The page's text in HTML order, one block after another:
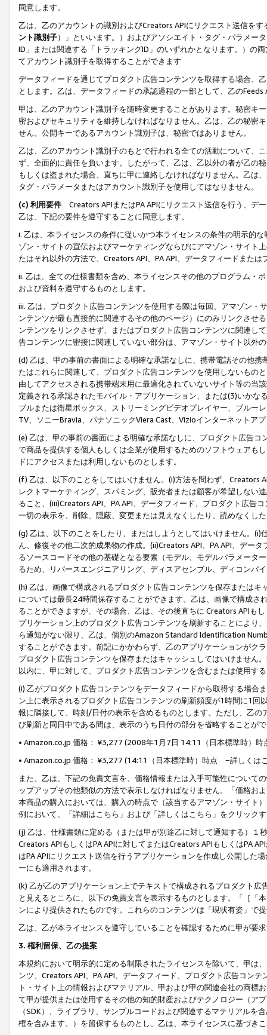
同意します。
乙は、乙のアカウントの識別およびCreators APIにリクエスト送信を
ント識別子）」といいます。）およびアソシエイト・タグ・パラメー
ID」または関連する「トラッキングID」のいずれかとなります。）の
てアカウント識別子を取得することができます
データフィードを通じてプロダクト広告コンテンツを取得する場合、
とします。乙は、データフィードの承認過程の一部として、乙の
甲は、乙のアカウント識別子を随時変更することがあります。秘密キ
密およびセキュリティを維持しなければなりません。乙は、乙の秘密
せん。公開キーであるアカウント識別子は、秘密ではありません。
乙は、乙のアカウント識別子のもとで行われる全ての活動について、
ず、全面的に責任を負います。したがって、乙は、乙以外の者が乙の
もしくは盗まれた場合、直ちに甲に連絡しなければなりません。乙は
タグ・パラメータまたはアカウント識別子を使用してはなりません。
(c) 利用要件 Creators APIまたはPA APIにリクエスト送信を行う、デ
乙は、下記の要件を遵守することに同意します。
i. 乙は、本ライセンスの条件に従いかつ本ライセンスの条件の明示的
ゾン・サイトの宣伝およびマーケティングならびにアマゾン・サイト
たはそれ以外の方法で、Creators API、PA API、データフィードまた
ii. 乙は、全ての仕様書類を含め、本ライセンスその他のプログラム・
および資料を遵守するものとします。
iii. 乙は、プロダクト広告コンテンツを使用する際は毎回、アマゾン
ンテンツが最も直接的に関連するその他のページ）にのみリンクさせ
ンテンツをリンクさせず、またはプロダクト広告コンテンツに関連し
告コンテンツに密接に関連していない部分は、アマゾン・サイト以外
(d) 乙は、甲の事前の書面による明確な承諾なしに、携帯電話その他
たはこれらに関連して、プロダクト広告コンテンツを使用しないもの
由してアクセスされる携帯端末用に最適化されていないサイト等の当
定義される承認されたモバイル・アプリケーション、または(3)いか
ブルまたは衛星ボックス、ストリーミングビデオプレイヤー、ブルー
TV、ソニーBravia、パナソニックViera Cast、Vizioインターネットア
(e) 乙は、甲の事前の書面による明確な承諾なしに、プロダクト広告
で商品を提供する個人もしくは企業が使用するためのソフトウェアも
ドにアクセスまたは利用しないものとします。
(f) 乙は、以下のことをしてはいけません。(i)方法を問わず、Creators
レクトマーケティング、スパミング、販売者または顧客が希望しない
ること、(iii)Creators API、PA API、データフィード、プロダクト広告
一切の表示を、削除、隠蔽、変更または見えなくしたり、読めなくし
(g) 乙は、以下のことをしたり、またはしようとしてはいけません。
ん、修復その他二次的成果物の作成。(ii)Creators API、PA API、デー
るソースコードその他の基礎となる要素（モデル、モデルパラメータ
るため、リバースエンジニアリング、ディスアセンブル、ディコンパ
(h) 乙は、画像で構成されるプロダクト広告コンテンツを保存または
については最長24時間保存することができます。乙は、画像で構成
ることができますが、その場合、乙は、その後直ちに Creators APIも
プリケーション上のプロダクト広告コンテンツを刷新することにより
ら通知がない限り、乙は、個別のAmazon Standard Identification
することができます。前記にかかわらず、乙のアプリケーションがク
プロダクト広告コンテンツを保存またはキャッシュしてはいけません
以内に、甲に対して、プロダクト広告コンテンツを含むまたは使用す
(i) 乙がプロダクト広告コンテンツをデータフィードから取得する場合
ン上に表示されるプロダクト広告コンテンツの刷新頻度が1時間に1
報に隣接して、時刻/日付の表示を含めるものとします。ただし、乙
び刷新と同日中である間は、表示のうち日付の部分を省略することが
• Amazon.co.jp 価格： ¥3,277 (2008年1月7日 14:11（日本標準時）
• Amazon.co.jp 価格： ¥3,277 (14:11（日本標準時）時点 −詳しくは
また、乙は、下記の免責文言を、価格情報または入手可能性について
ップアップその他類似の方法で表示しなければなりません。「価格
本商品の購入においては、購入の時点で（該当するアマゾン・サイト
例において、「詳細はこちら」および「詳しくはこちら」をクリック
(j) 乙は、仕様書類に定める（または甲が別途乙に対して通知する）
Creators APIもしくはPA APIに対してまたはCreators APIもしくはPA
はPA APIにリクエスト送信を行うアプリケーションを作成し公開した
ーにも適用されます。
(k) 乙が乙のアプリケーション上でテキストで構成されるプロダクト
と見えるところに、以下の免責文言を表示するものとします。「［「
ンにより提供されたものです。これらのコンテンツは「現状有姿」で
乙は、乙が本ライセンスを遵守していることを確認するために甲が要
3. 権利留保、乙の提案
本規約において明示的に定める制限されたライセンスを除いて、甲は
ンツ、Creators API、PA API、データフィード、プロダクト広告コン
ト・サイト上の情報およびマテリアル、甲および甲の関連会社の商
て甲が提供または使用するその他の知的財産およびテクノロジー（ア
（SDK）、ライブラリ、サンプルコードおよび関連するマテリアル
権を含みます。）を留保するものとし、乙は、本ライセンスに基づき